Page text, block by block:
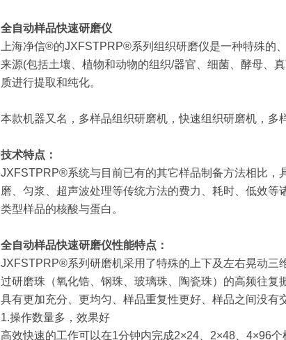
全自动样品快速研磨仪
上海净信®的JXFSTPRP®系列组织研磨仪是一种特殊的
来源(包括土壤、植物和动物的组织/器官、细菌、酵母、
质进行提取和纯化。
本款机器又名，多样品组织研磨机，快速组织研磨机，多
技术特点：
JXFSTPRP®系统与目前已有的其它样品制备方法相比，
磨、匀浆、超声波处理等传统方法的费力、耗时、低效
类型样品的核酸与蛋白。
全自动样品快速研磨仪性能特点：
JXFSTPRP®系列研磨机采用了特殊的上下及左右晃动三
过研磨珠（氧化锆、钢珠、玻璃珠、陶瓷珠）的高频往
具有更加充分、更均匀、样品重复性更好、样品之间没有
1.操作数量多，效果好
高效快速的工作可以在1分钟内完成2×24、2×48、4×96